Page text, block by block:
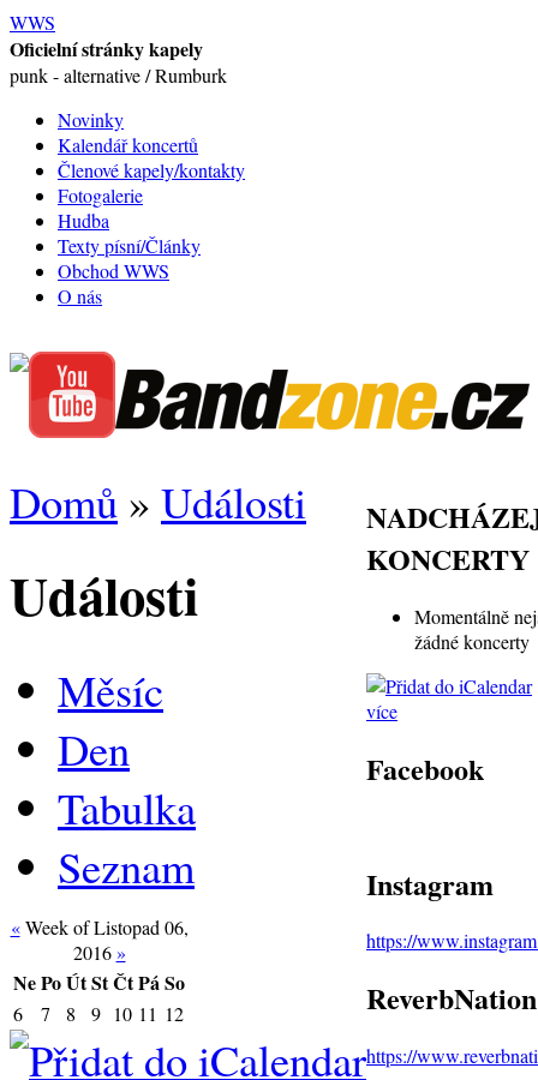
WWS
Oficielní stránky kapely
punk - alternative / Rumburk
Novinky
Kalendář koncertů
Členové kapely/kontakty
Fotogalerie
Hudba
Texty písní/Články
Obchod WWS
O nás
Domů » Události
Události
Měsíc
Den
Tabulka
Seznam
«Week of Listopad 06,
2016»
NePoÚtStČtPáSo
6 7 8 9 10 11 12
KONCERTY
Momentálně
žádné koncerty
více
Facebook
Instagram
https://
ReverbNation
https://